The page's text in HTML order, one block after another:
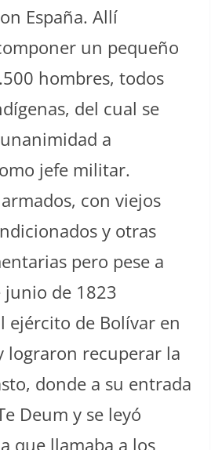
España. Allí
un pequeño
hombres, todos
del cual se
a
jefe militar.
con viejos
y otras
pero pese a
junio de 1823
ejército de Bolívar en
lograron recuperar la
donde a su entrada
Deum y se leyó
que llamaba a los